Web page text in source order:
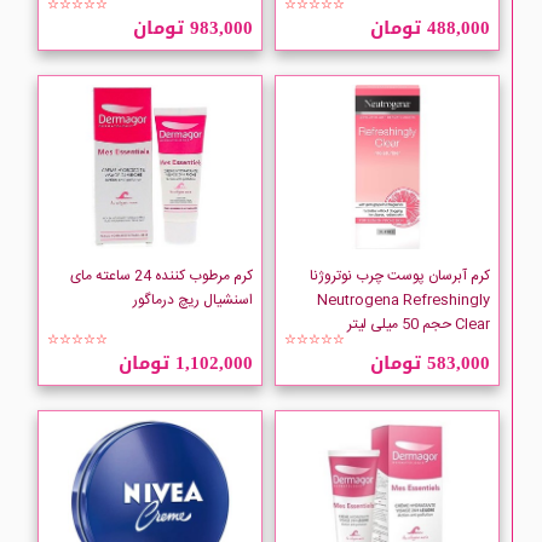
☆☆☆☆☆
488,000 تومان
☆☆☆☆☆
983,000 تومان
کرم آبرسان پوست چرب نوتروژنا
Neutrogena Refreshingly
Clear حجم 50 میلی لیتر
☆☆☆☆☆
583,000 تومان
کرم مرطوب کننده 24 ساعته مای
اسنشیال ریچ درماگور
☆☆☆☆☆
1,102,000 تومان